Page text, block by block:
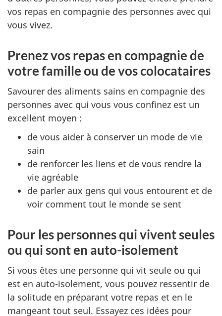
vos repas en compagnie des personnes avec qui
vous vivez.
Prenez vos repas en compagnie de
votre famille ou de vos colocataires
Savourer des aliments sains en compagnie des
personnes avec qui vous vous confinez est un
excellent moyen :
de vous aider à conserver un mode de vie
sain
de renforcer les liens et de vous rendre la
vie agréable
de parler aux gens qui vous entourent et de
voir comment tout le monde se sent
Pour les personnes qui vivent seules
ou qui sont en auto-isolement
Si vous êtes une personne qui vit seule ou qui
est en auto-isolement, vous pouvez ressentir de
la solitude en préparant votre repas et en le
mangeant tout seul. Essayez ces idées pour